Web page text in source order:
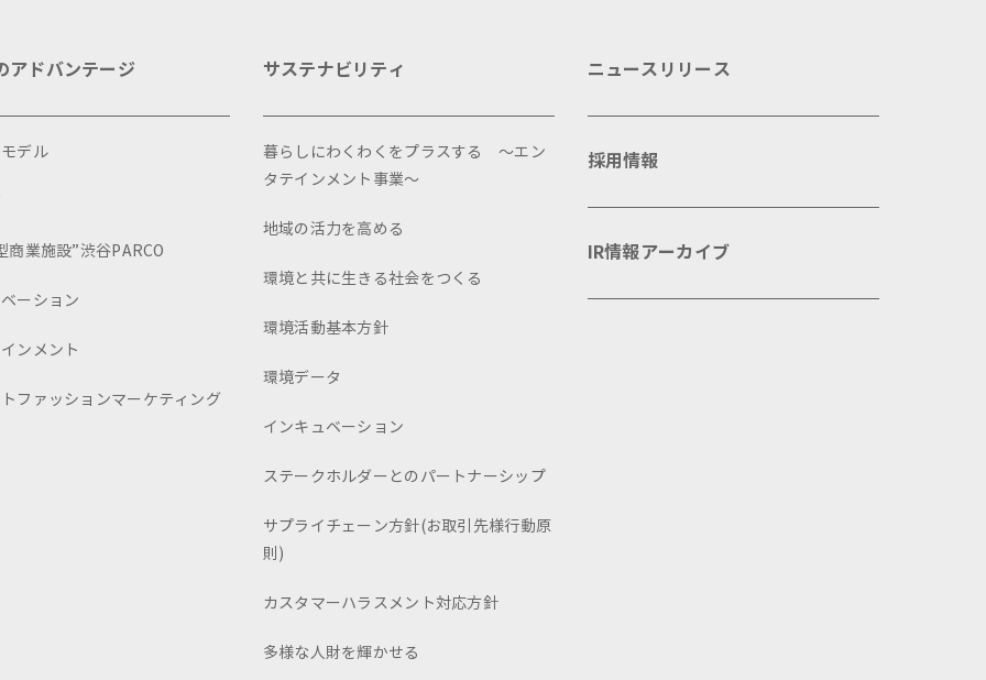
アドバンテージ
デル
商業施設”渋谷PARCO
ーション
ンメント
ファッションマーケティング
サステナビリティ
暮らしにわくわくをプラスする ～エン
タテインメント事業～
地域の活力を高める
環境と共に生きる社会をつくる
環境活動基本方針
環境データ
インキュベーション
ステークホルダーとのパートナーシップ
サプライチェーン方針(お取引先様行動原
則)
カスタマーハラスメント対応方針
多様な人財を輝かせる
ニュースリリース
採用情報
IR情報アーカイブ